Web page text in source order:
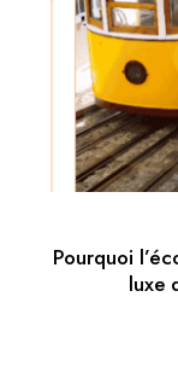
Pourquoi
luxe